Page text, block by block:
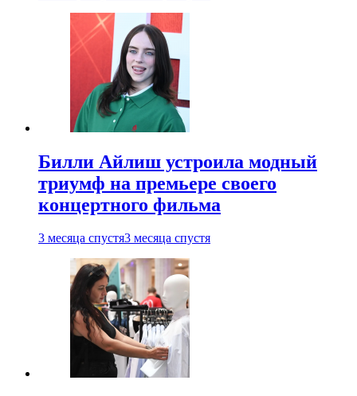
Билли Айлиш устроила модный
триумф на премьере своего
концертного фильма
3 месяца спустя3 месяца спустя